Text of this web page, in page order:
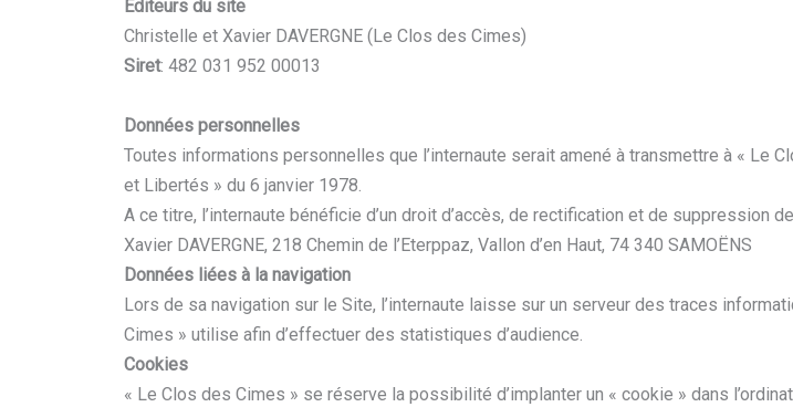
Éditeurs du site
Christelle et Xavier DAVERGNE (Le Clos des Cimes)
Siret: 482 031 952 00013
Données personnelles
Toutes informations personnelles que l’internaute serait amené à transmettre à «
et Libertés » du 6 janvier 1978.
A ce titre, l’internaute bénéficie d’un droit d’accès, de rectification et de suppression
Xavier DAVERGNE, 218 Chemin de l’Eterppaz, Vallon d’en Haut, 74 340 SAMOËNS
Données liées à la navigation
Lors de sa navigation sur le Site, l’internaute laisse sur un serveur des traces
Cimes » utilise afin d’effectuer des statistiques d’audience.
Cookies
« Le Clos des Cimes » se réserve la possibilité d’implanter un « cookie » dans